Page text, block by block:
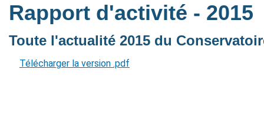
Rapport d'activité - 2015
Toute l'actualité 2015 du
Télécharger la version .pdf